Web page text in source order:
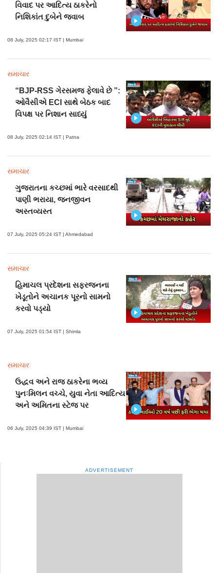
વિવાદ પર આદિત્ય ઠાકરેનો
નિશિકાંત દુબેને જવાબ
08 July, 2025 02:17 IST | Mumbai
સમાચાર
“BJP-RSS ગેરસમજ ફેલાવે છે ”:
ઓવૈસીએ ECI સાથે બેઠક બાદ
વિપક્ષ પર નિશાન સાધ્યું
08 July, 2025 02:14 IST | Patna
સમાચાર
ગુજરાતના કચ્છમાં ભારે વરસાદથી
પાણી ભરાયા, જનજીવન
અસ્તવ્યસ્ત
07 July, 2025 05:24 IST | Ahmedabad
સમાચાર
હિમાચલ પ્રદેશના સફરજનના
ખેડૂતોને અચાનક પૂરનો સામનો
કરવો પડ્યો
07 July, 2025 01:54 IST | Shimla
સમાચાર
ઉદ્ધવ અને રાજ ઠાકરેના ભવ્ય
પુનઃમિલન વચ્ચે, યુવા નેતા આદિત્ય
અને અમિતના સ્ટેજ પર
06 July, 2025 04:39 IST | Mumbai
ADVERTISEMENT